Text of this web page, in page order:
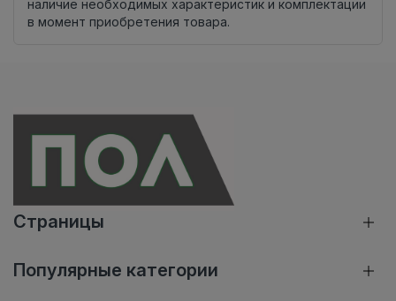
наличие необходимых характеристик и комплектации
в момент приобретения товара.
Страницы
Популярные категории